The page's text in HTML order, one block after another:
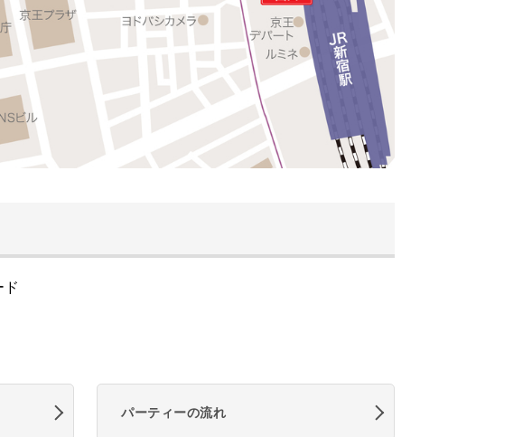
ド
パーティーの流れ